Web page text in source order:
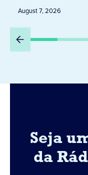
August 7, 2026
Seja
da